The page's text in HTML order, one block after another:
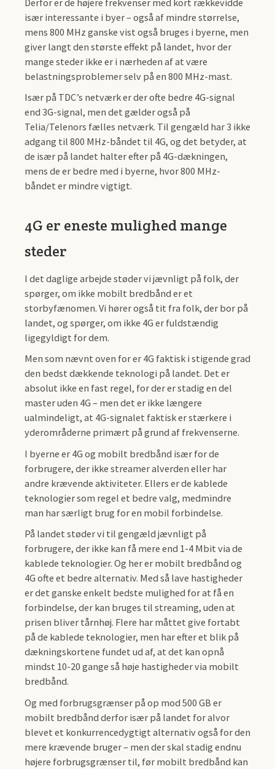
især interessante i byer – også af mindre størrelse,
mens 800 MHz ganske vist også bruges i byerne, men
giver langt den største effekt på landet, hvor der
mange steder ikke er i nærheden af at være
belastningsproblemer selv på en 800 MHz-mast.
Især på TDC’s netværk er der ofte bedre 4G-signal
end 3G-signal, men det gælder også på
Telia/Telenors fælles netværk. Til gengæld har 3 ikke
adgang til 800 MHz-båndet til 4G, og det betyder, at
de især på landet halter efter på 4G-dækningen,
mens de er bedre med i byerne, hvor 800 MHz-
båndet er mindre vigtigt.
4G er eneste mulighed mange
steder
I det daglige arbejde støder vi jævnligt på folk, der
spørger, om ikke mobilt bredbånd er et
storbyfænomen. Vi hører også tit fra folk, der bor på
landet, og spørger, om ikke 4G er fuldstændig
ligegyldigt for dem.
Men som nævnt oven for er 4G faktisk i stigende grad
den bedst dækkende teknologi på landet. Det er
absolut ikke en fast regel, for der er stadig en del
master uden 4G – men det er ikke længere
ualmindeligt, at 4G-signalet faktisk er stærkere i
yderområderne primært på grund af frekvenserne.
I byerne er 4G og mobilt bredbånd især for de
forbrugere, der ikke streamer alverden eller har
andre krævende aktiviteter. Ellers er de kablede
teknologier som regel et bedre valg, medmindre
man har særligt brug for en mobil forbindelse.
På landet støder vi til gengæld jævnligt på
forbrugere, der ikke kan få mere end 1-4 Mbit via de
kablede teknologier. Og her er mobilt bredbånd og
4G ofte et bedre alternativ. Med så lave hastigheder
er det ganske enkelt bedste mulighed for at få en
forbindelse, der kan bruges til streaming, uden at
prisen bliver tårnhøj. Flere har måttet give fortabt
på de kablede teknologier, men har efter et blik på
dækningskortene fundet ud af, at det kan opnå
mindst 10-20 gange så høje hastigheder via mobilt
bredbånd.
Og med forbrugsgrænser på op mod 500 GB er
mobilt bredbånd derfor især på landet for alvor
blevet et konkurrencedygtigt alternativ også for den
mere krævende bruger – men der skal stadig endnu
højere forbrugsgrænser til, før mobilt bredbånd kan